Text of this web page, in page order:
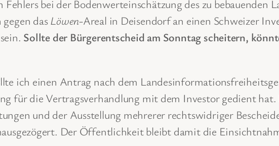
bei der Bodenwerteinschätzung des zu bebauenden
dasLöwen-Areal in Deisendorf an einen Schweizer
Sollte der Bürgerentscheid am Sonntag scheitern,
ich einen Antrag nach dem
für die Vertragsverhandlung mit dem Investor gedient
und der Ausstellung mehrerer rechtswidriger
Der Öffentlichkeit bleibt damit die